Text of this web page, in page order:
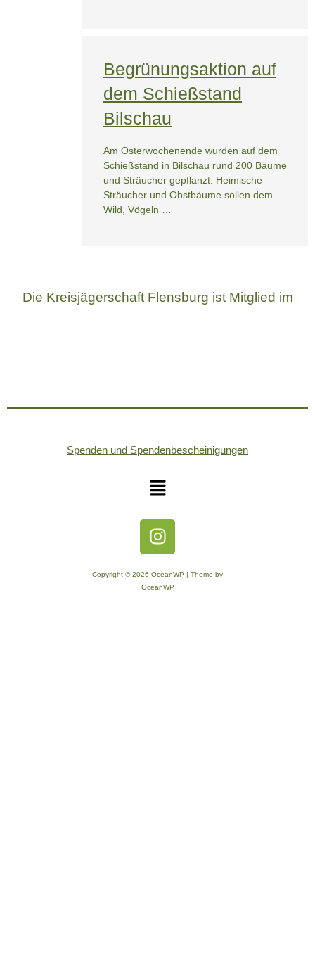
Begrünungsaktion auf
dem Schießstand
Bilschau
Am Osterwochenende wurden auf dem
Schießstand in Bilschau rund 200 Bäume
und Sträucher gepflanzt. Heimische
Sträucher und Obstbäume sollen dem
Wild, Vögeln …
Die Kreisjägerschaft Flensburg ist Mitglied im
Spenden und Spendenbescheinigungen
Copyright © 2026 OceanWP | Theme by
OceanWP